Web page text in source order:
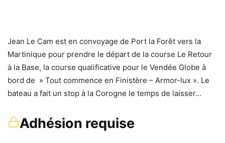
Jean Le Cam est en convoyage de Port la Forêt vers la
Martinique pour prendre le départ de la course Le Retour
à la Base, la course qualificative pour le Vendée Globe à
bord de » Tout commence en Finistère – Armor-lux ». Le
bateau a fait un stop à la Corogne le temps de laisser…
Adhésion requise